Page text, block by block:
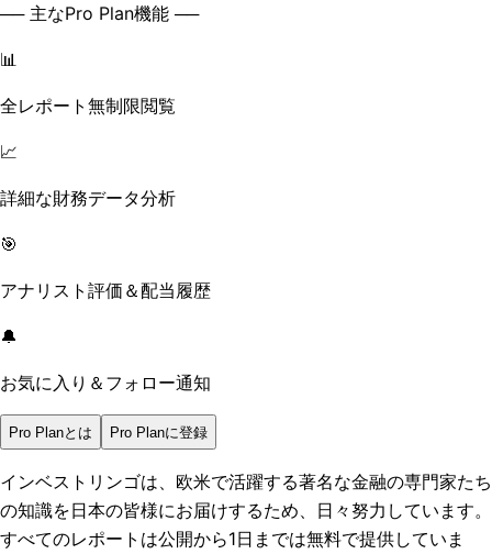
── 主なPro Plan機能 ──
📊
全レポート無制限閲覧
📈
詳細な財務データ分析
🎯
アナリスト評価＆配当履歴
🔔
お気に入り＆フォロー通知
Pro Planとは Pro Planに登録
インベストリンゴは、欧米で活躍する著名な金融の専門家たち
の知識を日本の皆様にお届けするため、日々努力しています。
すべてのレポートは公開から1日までは無料で提供していま